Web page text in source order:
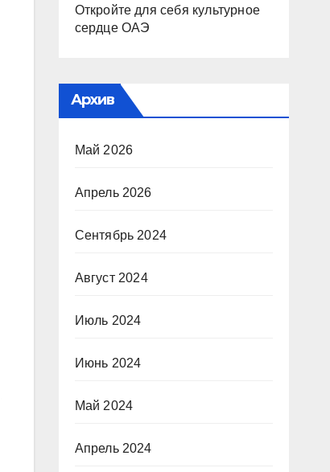
Откройте для себя культурное
сердце ОАЭ
Архив
Май 2026
Апрель 2026
Сентябрь 2024
Август 2024
Июль 2024
Июнь 2024
Май 2024
Апрель 2024